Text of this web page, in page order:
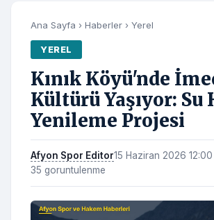
Ana Sayfa › Haberler › Yerel
YEREL
Kınık Köyü'nde
Kültürü Yaşıyor: Su
Yenileme Projesi
Afyon Spor Editor15 Haziran 2026 12:00
35 goruntulenme